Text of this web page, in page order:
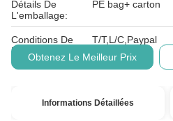
Détails De
L'emballage:
PE bag+ carton
Conditions De
Paiement:
T/T,L/C,Paypal
Obtenez Le Meilleur Prix
Informations Détaillées